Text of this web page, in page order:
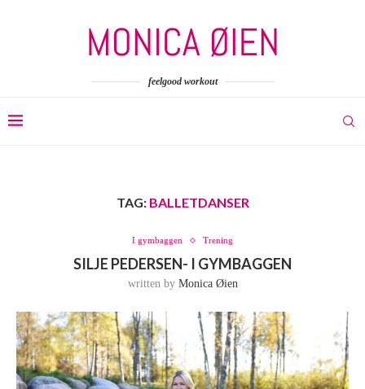
feelgood workout
TAG: BALLETDANSER
I gymbaggen Trening
SILJE PEDERSEN- I GYMBAGGEN
written by Monica Øien